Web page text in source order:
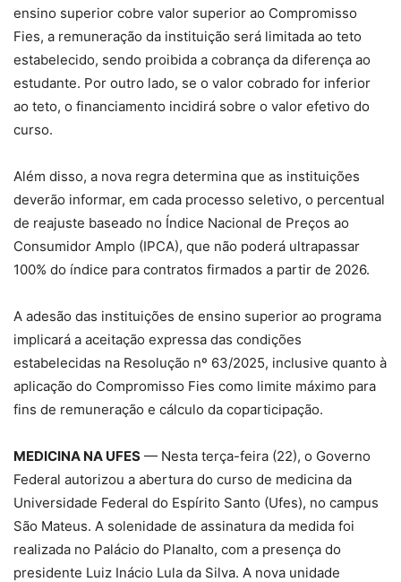
ensino superior cobre valor superior ao Compromisso
Fies, a remuneração da instituição será limitada ao teto
estabelecido, sendo proibida a cobrança da diferença ao
estudante. Por outro lado, se o valor cobrado for inferior
ao teto, o financiamento incidirá sobre o valor efetivo do
curso.
Além disso, a nova regra determina que as instituições
deverão informar, em cada processo seletivo, o percentual
de reajuste baseado no Índice Nacional de Preços ao
Consumidor Amplo (IPCA), que não poderá ultrapassar
100% do índice para contratos firmados a partir de 2026.
A adesão das instituições de ensino superior ao programa
implicará a aceitação expressa das condições
estabelecidas na Resolução nº 63/2025, inclusive quanto à
aplicação do Compromisso Fies como limite máximo para
fins de remuneração e cálculo da coparticipação.
MEDICINA NA UFES — Nesta terça-feira (22), o Governo
Federal autorizou a abertura do curso de medicina da
Universidade Federal do Espírito Santo (Ufes), no campus
São Mateus. A solenidade de assinatura da medida foi
realizada no Palácio do Planalto, com a presença do
presidente Luiz Inácio Lula da Silva. A nova unidade